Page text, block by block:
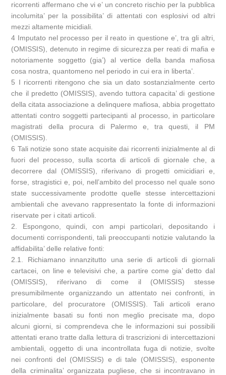
ricorrenti affermano che vi e’ un concreto rischio per la pubblica
incolumita’ per la possibilita’ di attentati con esplosivi od altri
mezzi altamente micidiali.
4 Imputato nel processo per il reato in questione e’, tra gli altri,
(OMISSIS), detenuto in regime di sicurezza per reati di mafia e
notoriamente soggetto (gia’) al vertice della banda mafiosa
cosa nostra, quantomeno nel periodo in cui era in liberta’.
5 I ricorrenti ritengono che sia un dato sostanzialmente certo
che il predetto (OMISSIS), avendo tuttora capacita’ di gestione
della citata associazione a delinquere mafiosa, abbia progettato
attentati contro soggetti partecipanti al processo, in particolare
magistrati della procura di Palermo e, tra questi, il PM
(OMISSIS).
6 Tali notizie sono state acquisite dai ricorrenti inizialmente al di
fuori del processo, sulla scorta di articoli di giornale che, a
decorrere dal (OMISSIS), riferivano di progetti omicidiari e,
forse, stragistici e, poi, nell’ambito del processo nel quale sono
state successivamente prodotte quelle stesse intercettazioni
ambientali che avevano rappresentato la fonte di informazioni
riservate per i citati articoli.
2. Espongono, quindi, con ampi particolari, depositando i
documenti corrispondenti, tali preoccupanti notizie valutando la
affidabilita’ delle relative fonti:
2.1. Richiamano innanzitutto una serie di articoli di giornali
cartacei, on line e televisivi che, a partire come gia’ detto dal
(OMISSIS), riferivano di come il (OMISSIS) stesse
presumibilmente organizzando un attentato nei confronti, in
particolare, del procuratore (OMISSIS). Tali articoli erano
inizialmente basati su fonti non meglio precisate ma, dopo
alcuni giorni, si comprendeva che le informazioni sui possibili
attentati erano tratte dalla lettura di trascrizioni di intercettazioni
ambientali, oggetto di una incontrollata fuga di notizie, svolte
nei confronti del (OMISSIS) e di tale (OMISSIS), esponente
della criminalita’ organizzata pugliese, che si incontravano in